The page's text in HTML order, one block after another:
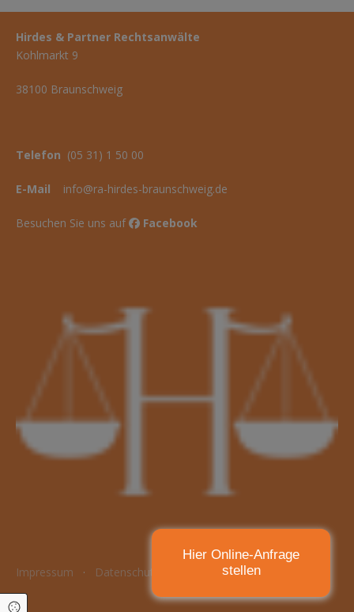
Hirdes & Partner Rechtsanwälte
Kohlmarkt 9
38100 Braunschweig
Telefon (05 31) 1 50 00
E-Mail info@ra-hirdes-braunschweig.de
Besuchen Sie uns auf Facebook
Impressum · Datenschutz
Hier Online-Anfrage
stellen